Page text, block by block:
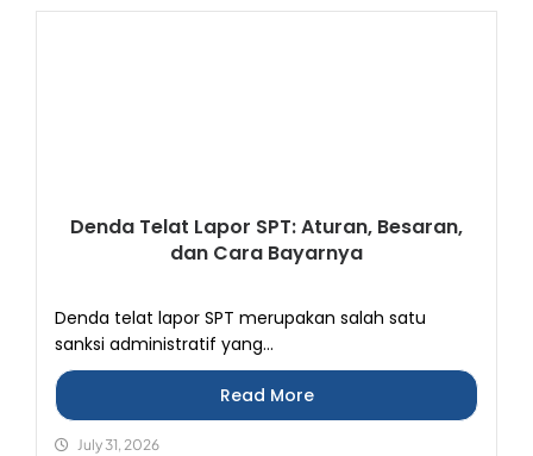
Denda Telat Lapor SPT: Aturan, Besaran,
dan Cara Bayarnya
Denda telat lapor SPT merupakan salah satu
sanksi administratif yang...
Read More
July 31, 2026